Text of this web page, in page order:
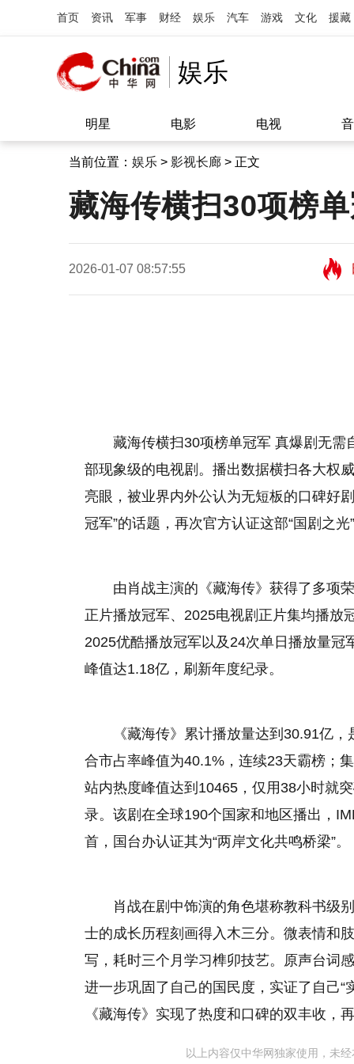
首页 资讯 军事 财经 娱乐 汽车 游戏 文化 援藏
娱乐
明星 电影 电视
当前位置： 娱乐 > 影视长廊 > 正文
藏海传横扫30项榜
2026-01-07 08:57:55
藏海传横扫30项榜单冠军 真爆剧无
部现象级的电视剧。播出数据横扫各大权
亮眼，被业界内外公认为无短板的口碑好
冠军”的话题，再次官方认证这部“国剧之光
由肖战主演的《藏海传》获得了多项
正片播放冠军、2025电视剧正片集均播放
2025优酷播放冠军以及24次单日播放量
峰值达1.18亿，刷新年度纪录。
《藏海传》累计播放量达到30.91亿
合市占率峰值为40.1%，连续23天霸榜；
站内热度峰值达到10465，仅用38小时就
录。该剧在全球190个国家和地区播出，
首，国台办认证其为“两岸文化共鸣桥梁”
肖战在剧中饰演的角色堪称教科书级
士的成长历程刻画得入木三分。微表情和
写，耗时三个月学习榫卯技艺。原声台词
进一步巩固了自己的国民度，实证了自己
《藏海传》实现了热度和口碑的双丰收，
以上内容仅中华网独家使用，未